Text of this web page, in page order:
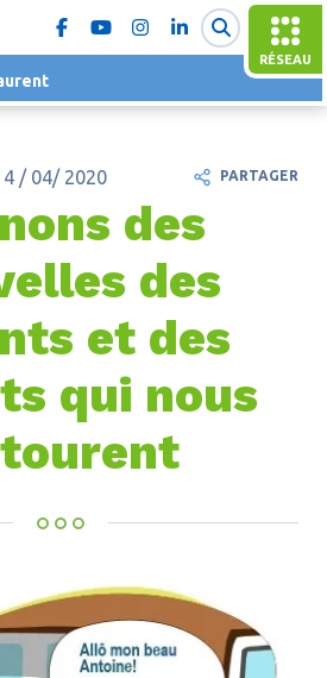
RÉSEAU
/ 04/ 2020
des
des
et des
qui nous
PARTAGER